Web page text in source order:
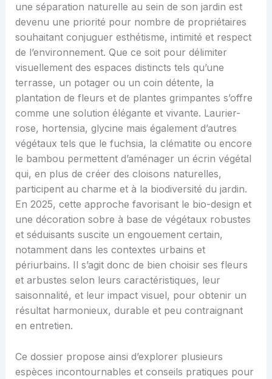
une séparation naturelle au sein de son jardin est
devenu une priorité pour nombre de propriétaires
souhaitant conjuguer esthétisme, intimité et respect
de l’environnement. Que ce soit pour délimiter
visuellement des espaces distincts tels qu’une
terrasse, un potager ou un coin détente, la
plantation de fleurs et de plantes grimpantes s’offre
comme une solution élégante et vivante. Laurier-
rose, hortensia, glycine mais également d’autres
végétaux tels que le fuchsia, la clématite ou encore
le bambou permettent d’aménager un écrin végétal
qui, en plus de créer des cloisons naturelles,
participent au charme et à la biodiversité du jardin.
En 2025, cette approche favorisant le bio-design et
une décoration sobre à base de végétaux robustes
et séduisants suscite un engouement certain,
notamment dans les contextes urbains et
périurbains. Il s’agit donc de bien choisir ses fleurs
et arbustes selon leurs caractéristiques, leur
saisonnalité, et leur impact visuel, pour obtenir un
résultat harmonieux, durable et peu contraignant
en entretien.
Ce dossier propose ainsi d’explorer plusieurs
espèces incontournables et conseils pratiques pour